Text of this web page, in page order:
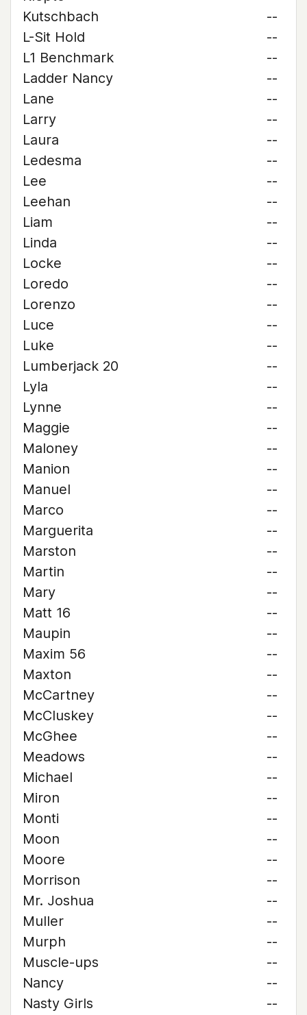
Kutschbach
--
L-Sit Hold
--
L1 Benchmark
--
Ladder Nancy
--
Lane
--
Larry
--
Laura
--
Ledesma
--
Lee
--
Leehan
--
Liam
--
Linda
--
Locke
--
Loredo
--
Lorenzo
--
Luce
--
Luke
--
Lumberjack 20
--
Lyla
--
Lynne
--
Maggie
--
Maloney
--
Manion
--
Manuel
--
Marco
--
Marguerita
--
Marston
--
Martin
--
Mary
--
Matt 16
--
Maupin
--
Maxim 56
--
Maxton
--
McCartney
--
McCluskey
--
McGhee
--
Meadows
--
Michael
--
Miron
--
Monti
--
Moon
--
Moore
--
Morrison
--
Mr. Joshua
--
Muller
--
Murph
--
Muscle-ups
--
Nancy
--
Nasty Girls
--